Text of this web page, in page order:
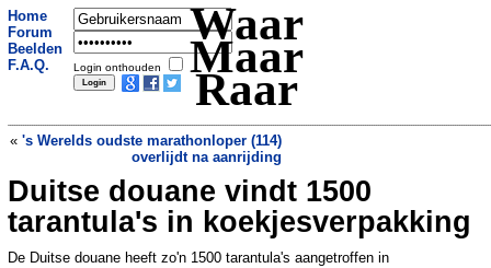
Home
Forum
Beelden
F.A.Q.
Login onthouden
Waar
Maar
Raar
« 's Werelds oudste marathonloper (114)
overlijdt na aanrijding
Opmerkelijke beelden: Trump
weggeduwd door FIFA-baas bij
feestvieren Chelsea»
Duitse douane vindt 1500
tarantula's in koekjesverpakking
De Duitse douane heeft zo'n 1500 tarantula's aangetroffen in